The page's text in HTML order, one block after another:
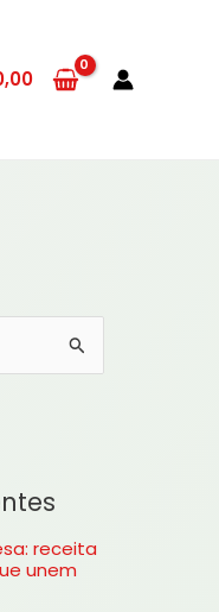
receita
unem